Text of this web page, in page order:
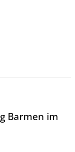
um ein Jahr
Barmen im